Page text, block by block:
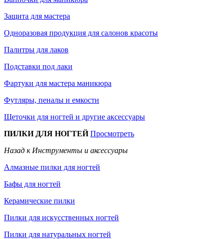
Защита для мастера
Одноразовая продукция для салонов красоты
Палитры для лаков
Подставки под лаки
Фартуки для мастера маникюра
Футляры, пеналы и емкости
Щеточки для ногтей и другие аксессуары
ПИЛКИ ДЛЯ НОГТЕЙПросмотреть
Назад к Инструменты и аксессуары
Алмазные пилки для ногтей
Бафы для ногтей
Керамические пилки
Пилки для искусственных ногтей
Пилки для натуральных ногтей